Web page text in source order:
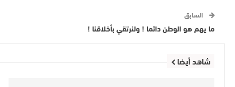
السابق
ما يهم هو الوطن دائما ! ولنرتقي بأخلاقنا !
شاهد أيضا